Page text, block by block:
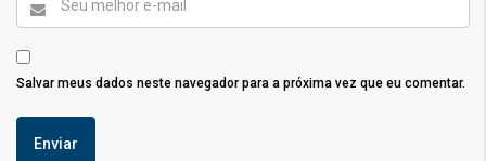
Salvar meus dados neste navegador para a próxima vez que eu comentar.